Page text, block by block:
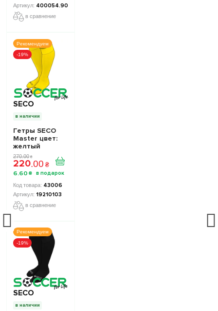
400054.900
в сравнение
Рекомендуем
-19%
SECO
в наличии
Гетры SECO
Master цвет:
желтый
270.00 ₴
220.00 ₴
6.60 ₴
43006
19210103
в сравнение
Рекомендуем
-19%
SECO
в наличии